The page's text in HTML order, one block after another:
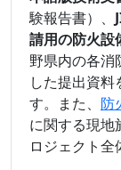
験報告書）、
請用の防火設
野県内の各消
した提出資料
す。また、 防
に関する現地
ロジェクト全